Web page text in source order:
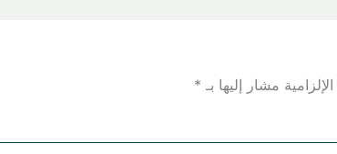
مشار إليها بـ *